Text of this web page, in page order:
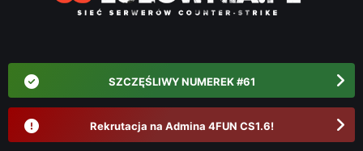
SZCZĘŚLIWY NUMEREK #61
Rekrutacja na Admina 4FUN CS1.6!